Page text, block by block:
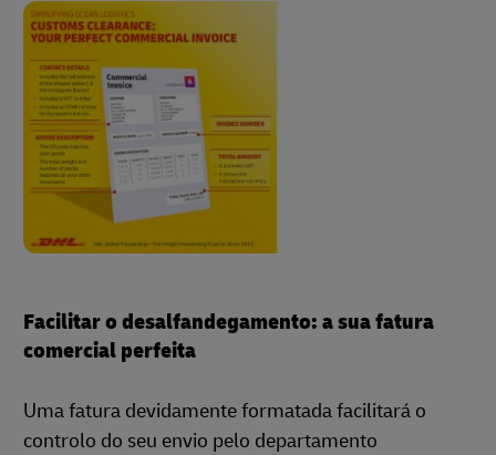
Facilitar o desalfandegamento: a sua fatura
comercial perfeita
Uma fatura devidamente formatada facilitará o
controlo do seu envio pelo departamento